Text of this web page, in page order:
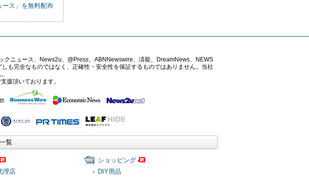
ース」を無料配布
クニュース、News2u、@Press、ABNNewswire、済龍、DreamNews、NEWS
も完全なものではなく、正確性・安全性を保証するものではありません。当社
援頂いております。
覧
理店
ショッピング
DIY用品